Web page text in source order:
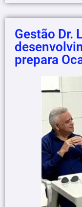
Gestão Dr.
prepara